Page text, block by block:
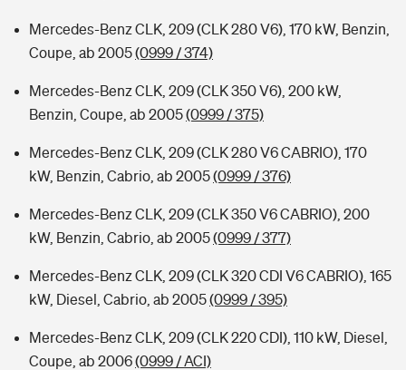
Mercedes-Benz CLK, 209 (CLK 280 V6), 170 kW, Benzin,
Coupe, ab 2005(0999 / 374)
Mercedes-Benz CLK, 209 (CLK 350 V6), 200 kW,
Benzin, Coupe, ab 2005(0999 / 375)
Mercedes-Benz CLK, 209 (CLK 280 V6 CABRIO), 170
kW, Benzin, Cabrio, ab 2005(0999 / 376)
Mercedes-Benz CLK, 209 (CLK 350 V6 CABRIO), 200
kW, Benzin, Cabrio, ab 2005(0999 / 377)
Mercedes-Benz CLK, 209 (CLK 320 CDI V6 CABRIO), 165
kW, Diesel, Cabrio, ab 2005(0999 / 395)
Mercedes-Benz CLK, 209 (CLK 220 CDI), 110 kW, Diesel,
Coupe, ab 2006(0999 / ACI)